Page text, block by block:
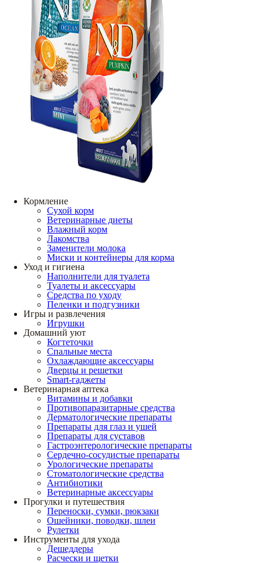
Кормление
Сухой корм
Ветеринарные диеты
Влажный корм
Лакомства
Заменители молока
Миски и контейнеры для корма
Уход и гигиена
Наполнители для туалета
Туалеты и аксессуары
Средства по уходу
Пеленки и подгузники
Игры и развлечения
Игрушки
Домашний уют
Когтеточки
Спальные места
Охлаждающие аксессуары
Дверцы и решетки
Smart-гаджеты
Ветеринарная аптека
Витамины и добавки
Противопаразитарные средства
Дерматологические препараты
Препараты для глаз и ушей
Препараты для суставов
Гастроэнтерологические препараты
Сердечно-сосудистые препараты
Урологические препараты
Стоматологические средства
Антибиотики
Ветеринарные аксессуары
Прогулки и путешествия
Переноски, сумки, рюкзаки
Ошейники, поводки, шлеи
Рулетки
Инструменты для ухода
Дешеддеры
Расчески и щетки